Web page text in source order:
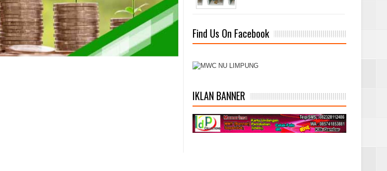
Find Us On Facebook
IKLAN BANNER